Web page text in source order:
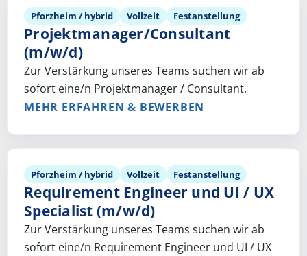
Pforzheim / hybrid Vollzeit Festanstellung
Projektmanager/Consultant
(m/w/d)
Zur Verstärkung unseres Teams suchen wir ab
sofort eine/n Projektmanager / Consultant.
MEHR ERFAHREN & BEWERBEN
Pforzheim / hybrid Vollzeit Festanstellung
Requirement Engineer und UI / UX
Specialist (m/w/d)
Zur Verstärkung unseres Teams suchen wir ab
sofort eine/n Requirement Engineer und UI / UX